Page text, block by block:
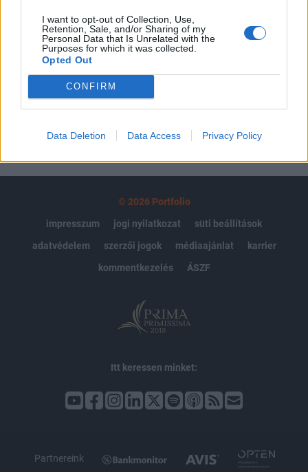
I want to opt-out of Collection, Use,
Retention, Sale, and/or Sharing of my
Personal Data that Is Unrelated with the
Purposes for which it was collected.
Opted Out
CONFIRM
Data Deletion Data Access Privacy Policy
Előfizetés
MÁR ELŐFIZETŐNK VAGY?
© 2026 Portfolio
impresszum
jogi nyilatkozat
süti beállítások
adatvédelem
szerzői jogok médiaajánlat
karrier
kommentkezelés
ÁSZF
Itt keressen minket:
Partnereink